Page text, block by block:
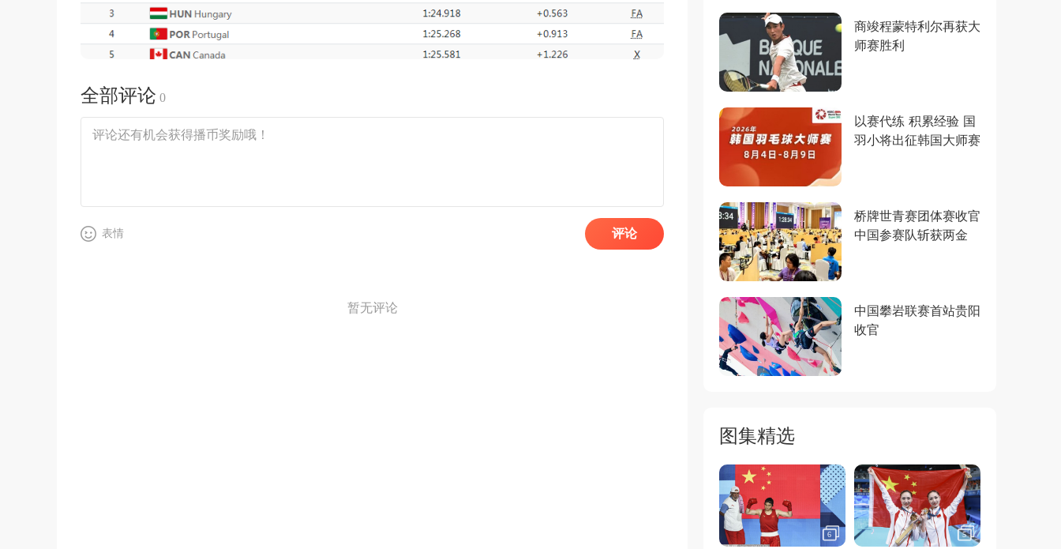
全部评论 0
表情 评论
暂无评论
商竣程蒙特利尔再获大
师赛胜利
以赛代练 积累经验 国
羽小将出征韩国大师赛
桥牌世青赛团体赛收官
中国参赛队斩获两金
中国攀岩联赛首站贵阳
收官
图集精选
6 5